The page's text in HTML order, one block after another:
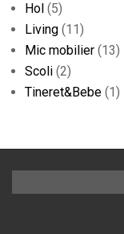
Hol (5)
Living (11)
Mic mobilier (13)
Scoli (2)
Tineret&Bebe (1)